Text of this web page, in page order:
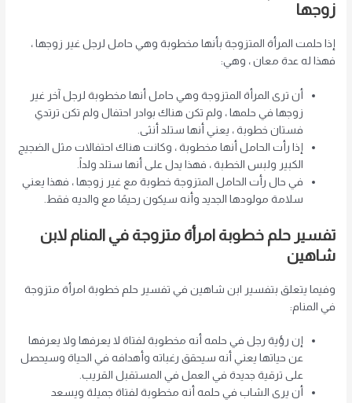
زوجها
إذا حلمت المرأة المتزوجة بأنها مخطوبة وهي حامل لرجل غير زوجها ،
فهذا له عدة معان ، وهي:
أن ترى المرأة المتزوجة وهي حامل أنها مخطوبة لرجل آخر غير
زوجها في حلمها ، ولم تكن هناك بوادر احتفال ولم تكن ترتدي
فستان خطوبة ، يعني أنها ستلد أنثى.
إذا رأت الحامل أنها مخطوبة ، وكانت هناك احتفالات مثل الضجيج
الكبير ولبس الخطبة ، فهذا يدل على أنها ستلد ولداً.
في حال رأت الحامل المتزوجة خطوبة مع غير زوجها ، فهذا يعني
سلامة مولودها الجديد وأنه سيكون رحيمًا مع والديه فقط.
تفسير حلم خطوبة امرأة متزوجة في المنام لابن
شاهين
وفيما يتعلق بتفسير ابن شاهين في تفسير حلم خطوبة امرأة متزوجة
في المنام:
إن رؤية رجل في حلمه أنه مخطوبة لفتاة لا يعرفها ولا يعرفها
عن حياتها يعني أنه سيحقق رغباته وأهدافه في الحياة وسيحصل
على ترقية جديدة في العمل في المستقبل القريب.
أن يرى الشاب في حلمه أنه مخطوبة لفتاة جميلة ويسعد